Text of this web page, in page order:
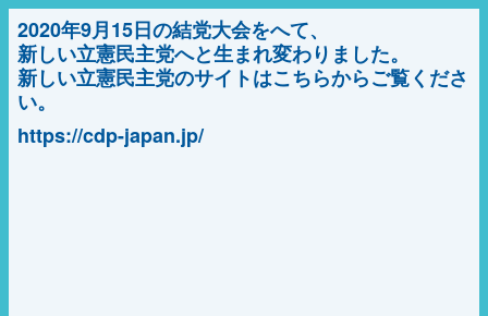
2020年9月15日の結党大会をへて、
新しい立憲民主党へと生まれ変わりました。
新しい立憲民主党のサイトはこちらからご覧くださ
い。
https://cdp-japan.jp/